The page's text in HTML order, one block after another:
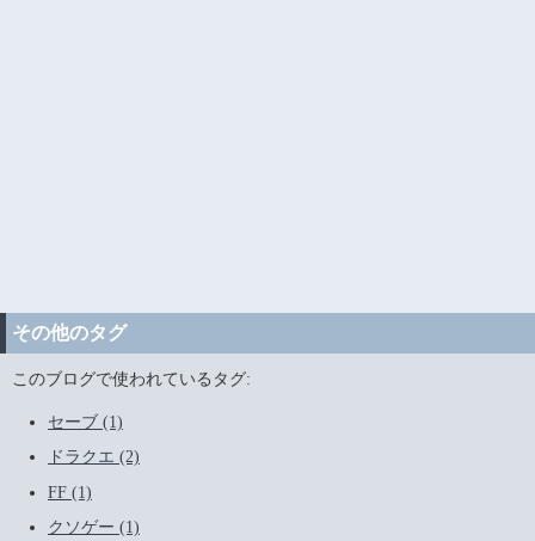
その他のタグ
このブログで使われているタグ:
セーブ (1)
ドラクエ (2)
FF (1)
クソゲー (1)